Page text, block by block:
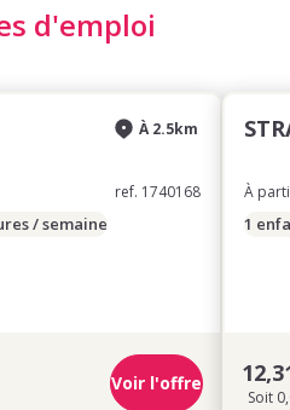
d'emploi
À 2.5km
ref. 1740168
/ semaine
Voir l'offre
À
1
Soit